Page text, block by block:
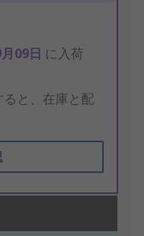
09日 に入荷
ると、在庫と配